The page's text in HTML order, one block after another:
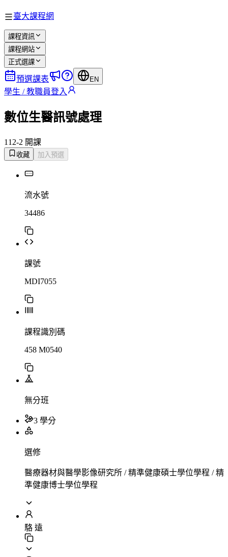
臺大課程網
課程資訊
課程網站
正式選課
預選課表 EN
學生 / 教職員登入
數位生醫訊號處理
112-2 開課
收藏 加入預選
流水號
34486
課號
MDI7055
課程識別碼
458 M0540
無分班
3 學分
選修
醫療器材與醫學影像研究所 / 精準健康碩士學位學程 / 精
準健康博士學位學程
駱 遠